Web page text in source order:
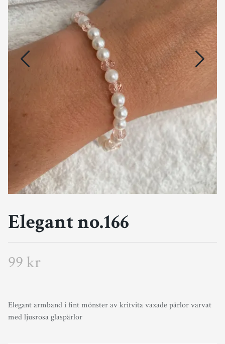
Elegant no.166
99 kr
Elegant armband i fint mönster av kritvita vaxade pärlor varvat
med ljusrosa glaspärlor